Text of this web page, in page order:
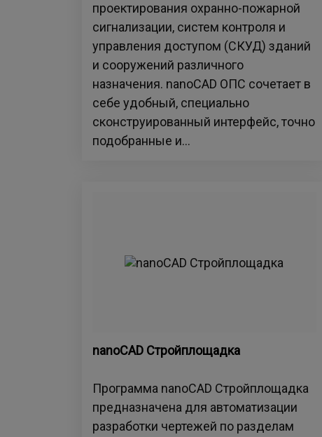
проектирования охранно-пожарной
сигнализации, систем контроля и
управления доступом (СКУД) зданий
и сооружений различного
назначения. nanoCAD ОПС сочетает в
себе удобный, специально
сконструированный интерфейс, точно
подобранные и...
nanoCAD Стройплощадка
Программа nanoCAD Стройплощадка
предназначена для автоматизации
разработки чертежей по разделам